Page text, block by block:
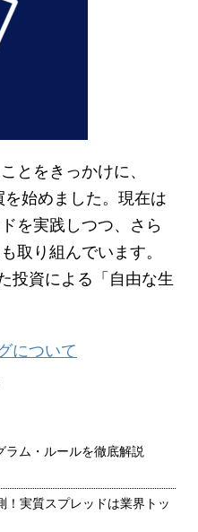
とをきっかけに、
始めました。現在は
を実践しつつ、さら
取り組んでいます。
投資による「自由な生
について
ム・ルールを徹底解説
！実質スプレッドは業界トッ